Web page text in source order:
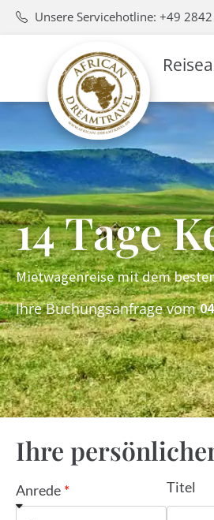
Unsere Servicehotline: +49
14 Tage
Mietwagenreise mit dem
Ihre Buchungsanfrage vom
Ihre
Anrede Titel